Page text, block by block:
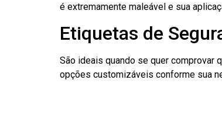
é extremamente maleável e sua
Etiquetas de
São ideais quando se quer comprovar
opções customizáveis conforme sua